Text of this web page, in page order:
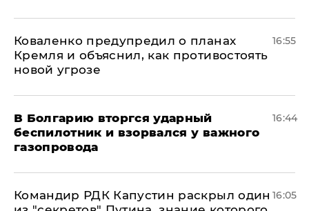
Коваленко предупредил о планах
Кремля и объяснил, как противостоять
новой угрозе
16:55
В Болгарию вторгся ударный
беспилотник и взорвался у важного
газопровода
16:44
Командир РДК Капустин раскрыл один 16:05